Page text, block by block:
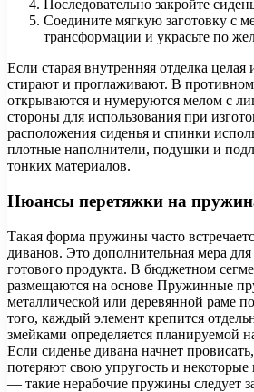
Последовательно закройте
Соедините мягкую заготовку с
трансформации и украсьте по
Если старая внутренняя отделка целая
стирают и проглаживают. В
открываются и нумеруются мелом с
стороны для использования при
расположения сиденья и спинки
плотные наполнители, подушки и
тонких материалов.
Нюансы перетяжки на
Такая форма пружины часто
диванов. Это дополнительная мера
готового продукта. В бюджетном
размещаются на основе Пружинные
металлической или деревянной раме
того, каждый элемент крепится
змейками определяется планируемой
Если сиденье дивана начнет
потеряют свою упругость и некоторые
— такие нерабочие пружины следует